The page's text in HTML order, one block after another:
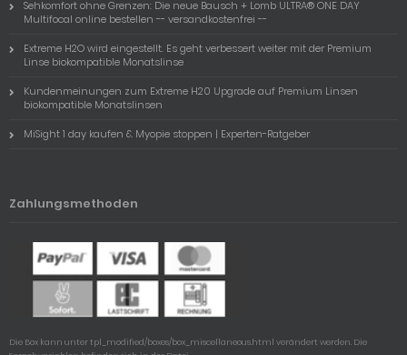
Sehkomfort ohne Grenzen: Die neue Bausch + Lomb ULTRA® ONE DAY
Multifocal online bestellen -- versandkostenfrei --
Extreme H2O wird eingestellt. Es geht verbessert weiter mit der Premium
Linse biokompatible Monatslinse
Kundenmeinungen zum Extreme H20 Upgrade auf Premium Linsen
biokompatible Monatslinsen
MiSight 1 day kaufen & Myopie stoppen | Experten-Ratgeber
Zahlungsmethoden
Die Box kann unter tpl_modified/boxes/box_miscellaneous.html verändert werden. Die